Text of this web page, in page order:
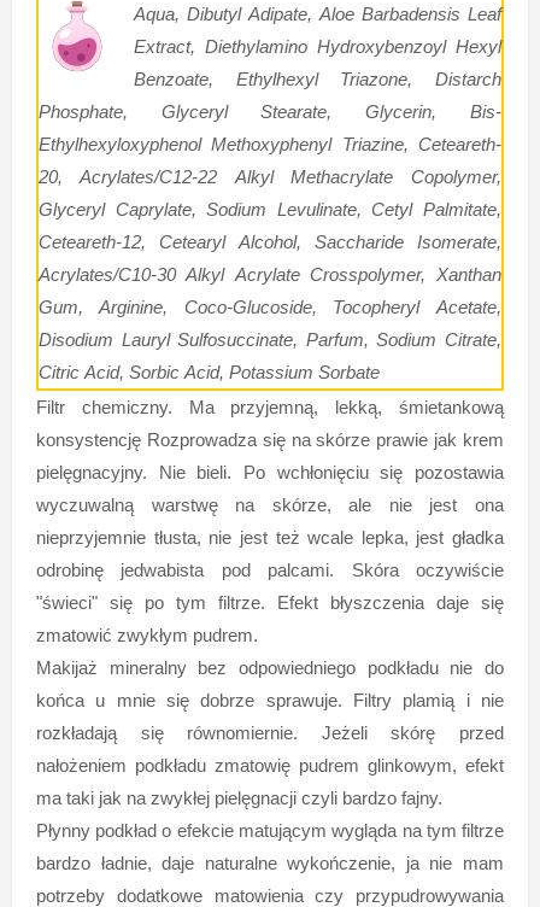
Aqua, Dibutyl Adipate, Aloe Barbadensis Leaf
Extract, Diethylamino Hydroxybenzoyl Hexyl
Benzoate, Ethylhexyl Triazone, Distarch
Phosphate, Glyceryl Stearate, Glycerin, Bis-
Ethylhexyloxyphenol Methoxyphenyl Triazine, Ceteareth-
20, Acrylates/C12-22 Alkyl Methacrylate Copolymer,
Glyceryl Caprylate, Sodium Levulinate, Cetyl Palmitate,
Ceteareth-12, Cetearyl Alcohol, Saccharide Isomerate,
Acrylates/C10-30 Alkyl Acrylate Crosspolymer, Xanthan
Gum, Arginine, Coco-Glucoside, Tocopheryl Acetate,
Disodium Lauryl Sulfosuccinate, Parfum, Sodium Citrate,
Citric Acid, Sorbic Acid, Potassium Sorbate
Filtr chemiczny. Ma przyjemną, lekką, śmietankową
konsystencję Rozprowadza się na skórze prawie jak krem
pielęgnacyjny. Nie bieli. Po wchłonięciu się pozostawia
wyczuwalną warstwę na skórze, ale nie jest ona
nieprzyjemnie tłusta, nie jest też wcale lepka, jest gładka
odrobinę jedwabista pod palcami. Skóra oczywiście
"świeci" się po tym filtrze. Efekt błyszczenia daje się
zmatowić zwykłym pudrem.
Makijaż mineralny bez odpowiedniego podkładu nie do
końca u mnie się dobrze sprawuje. Filtry plamią i nie
rozkładają się równomiernie. Jeżeli skórę przed
nałożeniem podkładu zmatowię pudrem glinkowym, efekt
ma taki jak na zwykłej pielęgnacji czyli bardzo fajny.
Płynny podkład o efekcie matującym wygląda na tym filtrze
bardzo ładnie, daje naturalne wykończenie, ja nie mam
potrzeby dodatkowe matowienia czy przypudrowywania